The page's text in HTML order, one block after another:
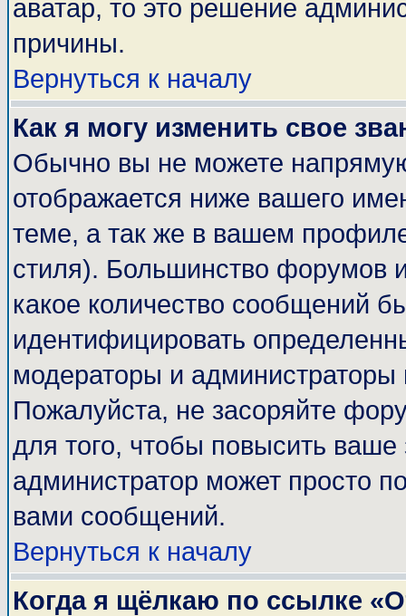
аватар, то это решение
причины.
Вернуться к началу
Как я могу изменить свое
Обычно вы не можете
отображается ниже вашего
теме, а так же в вашем
стиля). Большинство форумов
какое количество сообщений
идентифицировать
модераторы и администраторы
Пожалуйста, не засоряйте
для того, чтобы повысить
администратор может просто
вами сообщений.
Вернуться к началу
Когда я щёлкаю по ссылке